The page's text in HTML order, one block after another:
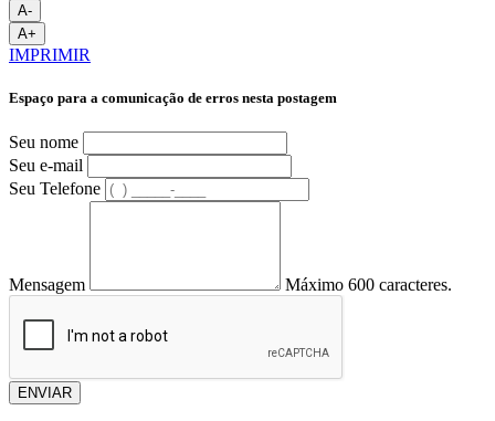
A-
A+
IMPRIMIR
Espaço para a comunicação de erros nesta postagem
Seu nome
Seu e-mail
Seu Telefone
Mensagem Máximo 600 caracteres.
ENVIAR